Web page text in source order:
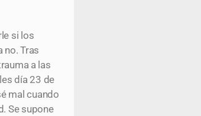
si los
no. Tras
a las
día 23 de
mal cuando
Se supone